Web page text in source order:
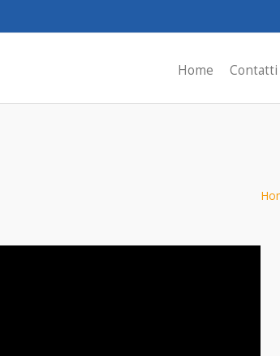
Home Contatti